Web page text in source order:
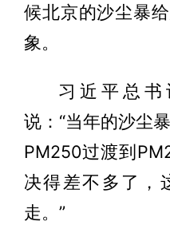
候北京的沙尘暴
象。
习近平总
说：“当年的沙尘
PM250过渡到
决得差不多了，
走。”